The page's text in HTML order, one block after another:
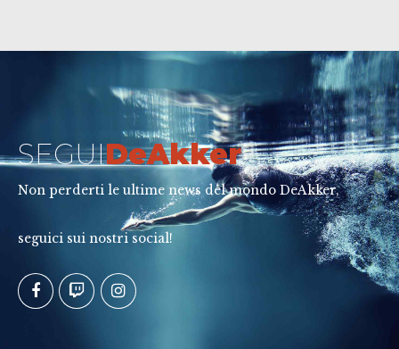
SEGUIDeAkker
Non perderti le ultime news del mondo DeAkker,
seguici sui nostri social!